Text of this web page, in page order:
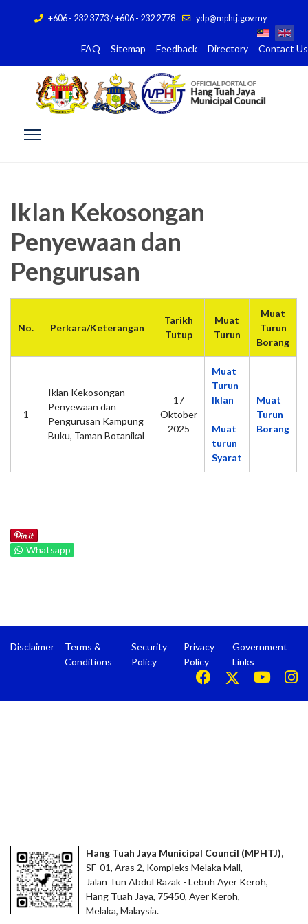
+606 - 232 3773 / +606 - 232 2778 ydp@mphtj.gov.my
FAQ Sitemap Feedback Directory Contact Us
Iklan Kekosongan
Penyewaan dan
Pengurusan
No. Perkara/Keterangan
Tarikh
Tutup
Muat
Turun
Muat
Turun
Borang
1
Iklan Kekosongan
Penyewaan dan
Pengurusan Kampung
Buku, Taman Botanikal
17
Oktober
2025
Muat
Turun
Iklan
Muat
turun
Syarat
Muat
Turun
Borang
Whatsapp
Disclaimer
Terms &
Conditions
Security
Policy
Privacy
Policy
Government
Links
Hang Tuah Jaya Municipal Council (MPHTJ),
SF-01, Aras 2, Kompleks Melaka Mall,
Jalan Tun Abdul Razak - Lebuh Ayer Keroh,
Hang Tuah Jaya, 75450, Ayer Keroh,
Melaka, Malaysia.